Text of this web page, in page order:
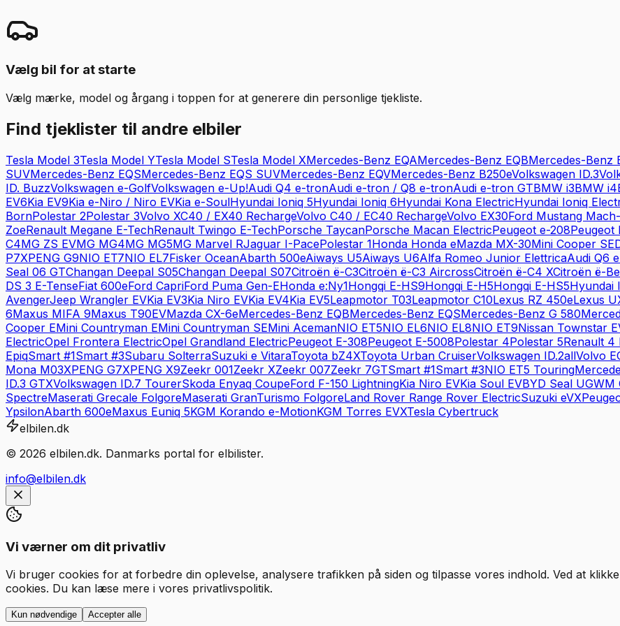
Vælg bil for at starte
Vælg mærke, model og årgang i toppen for at generere din personlige tjekliste.
Find tjeklister til andre elbiler
Tesla Model 3Tesla Model YTesla Model STesla Model XMercedes-Benz EQAMercedes-Benz EQBMercedes-Benz
SUVMercedes-Benz EQSMercedes-Benz EQS SUVMercedes-Benz EQVMercedes-Benz B250eVolkswagen ID.3
ID. BuzzVolkswagen e-GolfVolkswagen e-Up!Audi Q4 e-tronAudi e-tron / Q8 e-tronAudi e-tron GTBMW i3BMW i4
EV6Kia EV9Kia e-Niro / Niro EVKia e-SoulHyundai Ioniq 5Hyundai Ioniq 6Hyundai Kona ElectricHyundai Ioniq
BornPolestar 2Polestar 3Volvo XC40 / EX40 RechargeVolvo C40 / EC40 RechargeVolvo EX30Ford Mustang
ZoeRenault Megane E-TechRenault Twingo E-TechPorsche TaycanPorsche Macan ElectricPeugeot e-208Peugeot
C4MG ZS EVMG MG4MG MG5MG Marvel RJaguar I-PacePolestar 1Honda Honda eMazda MX-30Mini Cooper SE
P7XPENG G9NIO ET7NIO EL7Fisker OceanAbarth 500eAiways U5Aiways U6Alfa Romeo Junior ElettricaAudi Q6
Seal 06 GTChangan Deepal S05Changan Deepal S07Citroën ë-C3Citroën ë-C3 AircrossCitroën ë-C4 XCitroën ë-
DS 3 E-TenseFiat 600eFord CapriFord Puma Gen-EHonda e:Ny1Hongqi E-HS9Hongqi E-H5Hongqi E-HS5Hyundai
AvengerJeep Wrangler EVKia EV3Kia Niro EVKia EV4Kia EV5Leapmotor T03Leapmotor C10Lexus RZ 450eLexus
6Maxus MIFA 9Maxus T90EVMazda CX-6eMercedes-Benz EQBMercedes-Benz EQSMercedes-Benz G 580
Cooper EMini Countryman EMini Countryman SEMini AcemanNIO ET5NIO EL6NIO EL8NIO ET9Nissan Townstar
ElectricOpel Frontera ElectricOpel Grandland ElectricPeugeot E-308Peugeot E-5008Polestar 4Polestar 5Renault 4
EpiqSmart #1Smart #3Subaru SolterraSuzuki e VitaraToyota bZ4XToyota Urban CruiserVolkswagen ID.2allVolvo
Mona M03XPENG G7XPENG X9Zeekr 001Zeekr XZeekr 007Zeekr 7GTSmart #1Smart #3NIO ET5 Touring
ID.3 GTXVolkswagen ID.7 TourerSkoda Enyaq CoupeFord F-150 LightningKia Niro EVKia Soul EVBYD Seal UGWM
SpectreMaserati Grecale FolgoreMaserati GranTurismo FolgoreLand Rover Range Rover ElectricSuzuki eVX
YpsilonAbarth 600eMaxus Euniq 5KGM Korando e-MotionKGM Torres EVXTesla Cybertruck
elbilen.dk
© 2026 elbilen.dk. Danmarks portal for elbilister.
info@elbilen.dk
Vi værner om dit privatliv
Vi bruger cookies for at forbedre din oplevelse, analysere trafikken på siden og tilpasse vores indhold. Ved at
cookies. Du kan læse mere i vores privatlivspolitik.
Kun nødvendige Accepter alle